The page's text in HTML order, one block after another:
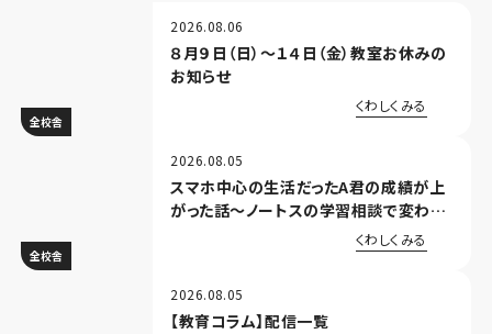
全校舎
2026.08.06
８月９日（日）～１４日（金）教室お休みの
お知らせ
くわしくみる
全校舎
2026.08.05
スマホ中心の生活だったA君の成績が上
がった話～ノートスの学習相談で変わっ
くわしくみる
2026.08.05
【教育コラム】配信一覧